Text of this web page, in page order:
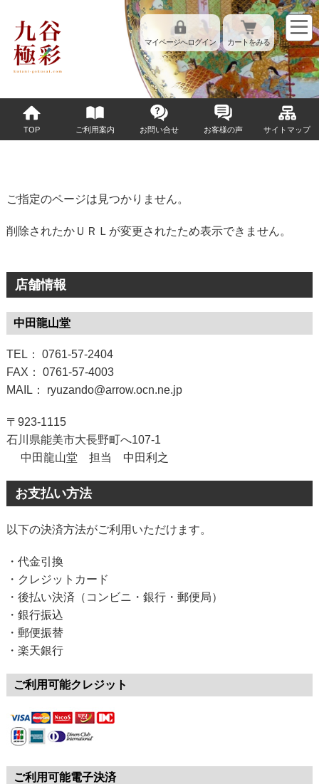
マイページへログイン カートをみる
TOP ご利用案内 お問い合せ お客様の声 サイトマップ
ご指定のページは見つかりません。
削除されたかＵＲＬが変更されたため表示できません。
店舗情報
中田龍山堂
TEL： 0761-57-2404
FAX： 0761-57-4003
MAIL： ryuzando@arrow.ocn.ne.jp
〒923-1115
石川県能美市大長野町へ107-1
中田龍山堂 担当 中田利之
お支払い方法
以下の決済方法がご利用いただけます。
・代金引換
・クレジットカード
・後払い決済（コンビニ・銀行・郵便局）
・銀行振込
・郵便振替
・楽天銀行
ご利用可能クレジット
ご利用可能電子決済